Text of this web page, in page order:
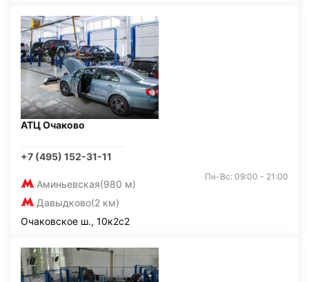
АТЦ Очаково
+7 (495) 152-31-11
Аминьевская(980 м)
Давыдково(2 км)
Пн-Вс: 09:00 - 21:00
Очаковское ш., 10к2с2